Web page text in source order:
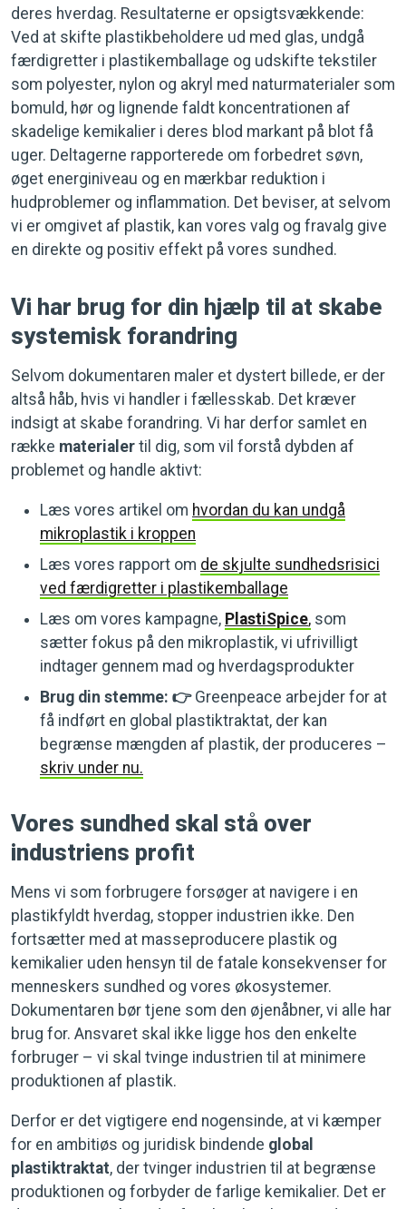
deres hverdag. Resultaterne er opsigtsvækkende:
Ved at skifte plastikbeholdere ud med glas, undgå
færdigretter i plastikemballage og udskifte tekstiler
som polyester, nylon og akryl med naturmaterialer som
bomuld, hør og lignende faldt koncentrationen af
skadelige kemikalier i deres blod markant på blot få
uger. Deltagerne rapporterede om forbedret søvn,
øget energiniveau og en mærkbar reduktion i
hudproblemer og inflammation. Det beviser, at selvom
vi er omgivet af plastik, kan vores valg og fravalg give
en direkte og positiv effekt på vores sundhed.
Vi har brug for din hjælp til at skabe
systemisk forandring
Selvom dokumentaren maler et dystert billede, er der
altså håb, hvis vi handler i fællesskab. Det kræver
indsigt at skabe forandring. Vi har derfor samlet en
række materialer til dig, som vil forstå dybden af
problemet og handle aktivt:
Læs vores artikel om hvordan du kan undgå
mikroplastik i kroppen
Læs vores rapport om de skjulte sundhedsrisici
ved færdigretter i plastikemballage
Læs om vores kampagne, PlastiSpice, som
sætter fokus på den mikroplastik, vi ufrivilligt
indtager gennem mad og hverdagsprodukter
Brug din stemme: 👉 Greenpeace arbejder for at
få indført en global plastiktraktat, der kan
begrænse mængden af plastik, der produceres –
skriv under nu.
Vores sundhed skal stå over
industriens profit
Mens vi som forbrugere forsøger at navigere i en
plastikfyldt hverdag, stopper industrien ikke. Den
fortsætter med at masseproducere plastik og
kemikalier uden hensyn til de fatale konsekvenser for
menneskers sundhed og vores økosystemer.
Dokumentaren bør tjene som den øjenåbner, vi alle har
brug for. Ansvaret skal ikke ligge hos den enkelte
forbruger – vi skal tvinge industrien til at minimere
produktionen af plastik.
Derfor er det vigtigere end nogensinde, at vi kæmper
for en ambitiøs og juridisk bindende global
plastiktraktat, der tvinger industrien til at begrænse
produktionen og forbyder de farlige kemikalier. Det er